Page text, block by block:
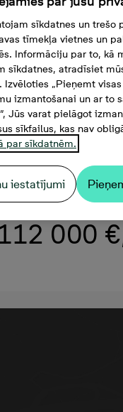
000
sīkdatnes un
tīmekļa vietnes un
Informāciju par to, kā
sīkdatnes, atradīsiet
Izvēloties „Pieņemt
izmantošanai un ar to
Jūs varat pielāgot
sīkfailus, kas nav
par sīkdatnēm.
iestatījumi